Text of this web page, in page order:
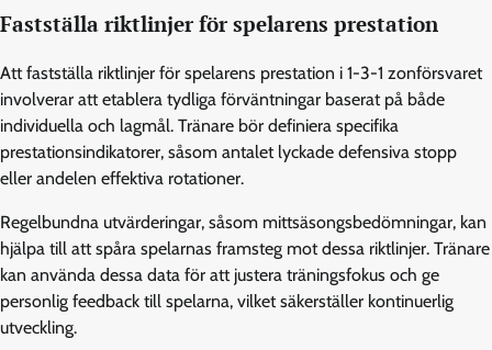
Fastställa riktlinjer för spelarens prestation
Att fastställa riktlinjer för spelarens prestation i 1-3-1 zonförsvaret
involverar att etablera tydliga förväntningar baserat på både
individuella och lagmål. Tränare bör definiera specifika
prestationsindikatorer, såsom antalet lyckade defensiva stopp
eller andelen effektiva rotationer.
Regelbundna utvärderingar, såsom mittsäsongsbedömningar, kan
hjälpa till att spåra spelarnas framsteg mot dessa riktlinjer. Tränare
kan använda dessa data för att justera träningsfokus och ge
personlig feedback till spelarna, vilket säkerställer kontinuerlig
utveckling.